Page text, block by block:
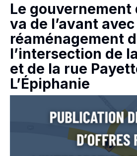
Le gouvernement
va de l’avant
réaménagement
l’intersection de
et de la rue
L’Épiphanie